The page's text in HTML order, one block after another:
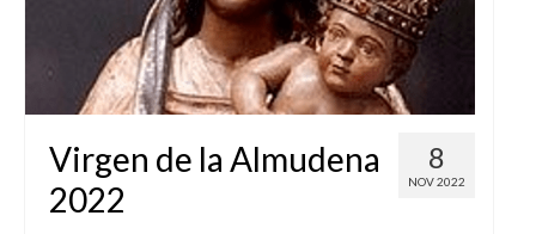
8
NOV 2022
Virgen de la Almudena
2022